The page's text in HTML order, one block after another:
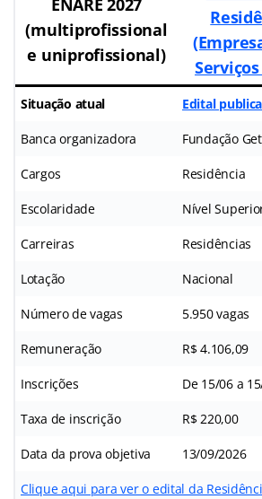
ENARE 2027
(multiprofissional
e uniprofissional)
Situação atual Edital
Banca organizadora Fundação
Cargos Residência
Escolaridade Nível
Carreiras Residências
Lotação Nacional
Número de vagas 5.950 vagas
Remuneração R$ 4.106,09
Inscrições De 15/06 a
Taxa de inscrição R$ 220,00
Data da prova objetiva 13/09/2026
Clique aqui para ver o edital da